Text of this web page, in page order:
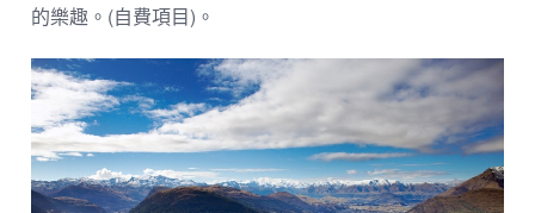
的樂趣。(自費項目)。